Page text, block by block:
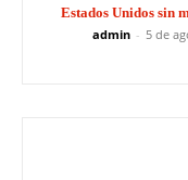
Estados Unidos sin
admin - 5 de